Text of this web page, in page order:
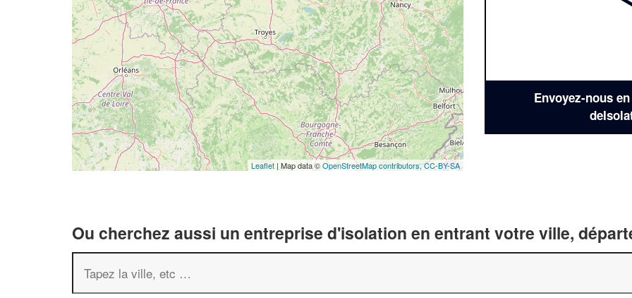
Leaflet | Map data ©OpenStreetMap contributors, CC-BY-SA
Envoyez-nous
Ou cherchez aussi un entreprise d'isolation en entrant votre ville,